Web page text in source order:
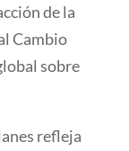
de la
Cambio
sobre
refleja